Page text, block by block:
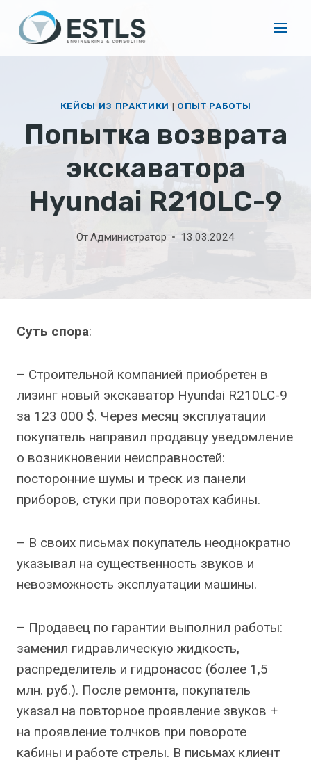
Перейти
КЕЙСЫ ИЗ ПРАКТИКИ | ОПЫТ РАБОТЫ
Попытка возврата
экскаватора
Hyundai R210LC-9
ОтАдминистратор 13.03.2024
Суть спора:
– Строительной компанией приобретен в
лизинг новый экскаватор Hyundai R210LC-9
за 123 000 $. Через месяц эксплуатации
покупатель направил продавцу уведомление
о возникновении неисправностей:
посторонние шумы и треск из панели
приборов, стуки при поворотах кабины.
– В своих письмах покупатель неоднократно
указывал на существенность звуков и
невозможность эксплуатации машины.
– Продавец по гарантии выполнил работы:
заменил гидравлическую жидкость,
распределитель и гидронасос (более 1,5
млн. руб.). После ремонта, покупатель
указал на повторное проявление звуков +
на проявление толчков при повороте
кабины и работе стрелы. В письмах клиент